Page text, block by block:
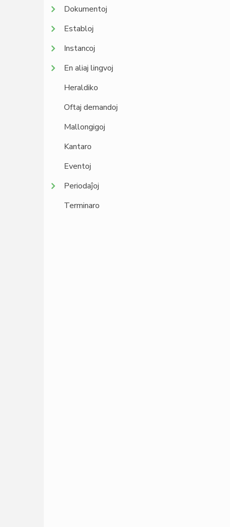
Dokumentoj
Establoj
Instancoj
En aliaj lingvoj
Heraldiko
Oftaj demandoj
Mallongigoj
Kantaro
Eventoj
Periodaĵoj
Terminaro